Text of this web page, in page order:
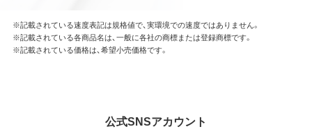
※記載されている速度表記は規格値で、実環境での速度ではありません。
※記載されている各商品名は、一般に各社の商標または登録商標です。
※記載されている価格は、希望小売価格です。
公式SNSアカウント